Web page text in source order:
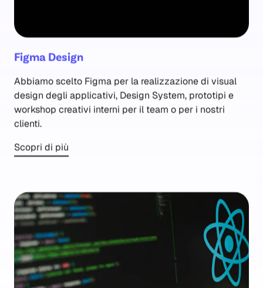
Figma Design
Abbiamo scelto Figma per la realizzazione di visual
design degli applicativi, Design System, prototipi e
workshop creativi interni per il team o per i nostri
clienti.
Scopri di più